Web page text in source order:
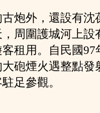
炮外，還設有沈
周圍護城河上設
租用。自民國97
砲煙火遇整點發
足參觀。